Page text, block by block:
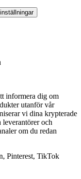
informera dig om
utanför vår
vi dina krypterade
och
om du redan
Pinterest, TikTok